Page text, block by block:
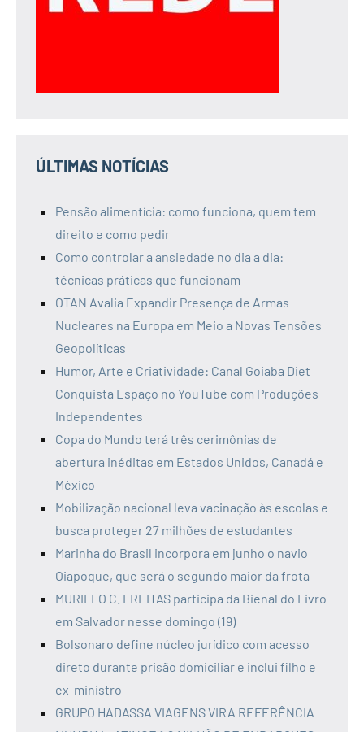
ÚLTIMAS NOTÍCIAS
Pensão alimentícia: como funciona, quem tem
direito e como pedir
Como controlar a ansiedade no dia a dia:
técnicas práticas que funcionam
OTAN Avalia Expandir Presença de Armas
Nucleares na Europa em Meio a Novas Tensões
Geopolíticas
Humor, Arte e Criatividade: Canal Goiaba Diet
Conquista Espaço no YouTube com Produções
Independentes
Copa do Mundo terá três cerimônias de
abertura inéditas em Estados Unidos, Canadá e
México
Mobilização nacional leva vacinação às escolas e
busca proteger 27 milhões de estudantes
Marinha do Brasil incorpora em junho o navio
Oiapoque, que será o segundo maior da frota
MURILLO C. FREITAS participa da Bienal do Livro
em Salvador nesse domingo (19)
Bolsonaro define núcleo jurídico com acesso
direto durante prisão domiciliar e inclui filho e
ex-ministro
GRUPO HADASSA VIAGENS VIRA REFERÊNCIA